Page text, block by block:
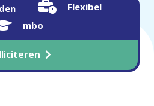
Flexibel
mbo